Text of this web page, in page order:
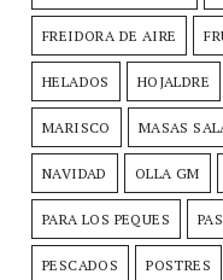
FREIDORA DE AIRE
HELADOS HOJALDRE
MARISCO MASAS
NAVIDAD OLLA GM
PARA LOS PEQUES
PESCADOS POSTRES